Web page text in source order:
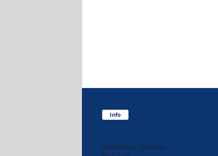
Info
Sejari d.o.o. Sarajevo